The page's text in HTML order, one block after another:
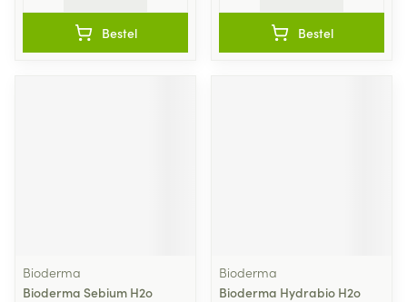
Bestel Bestel
Bioderma
Bioderma Sebium H2o
Bioderma
Bioderma Hydrabio H2o